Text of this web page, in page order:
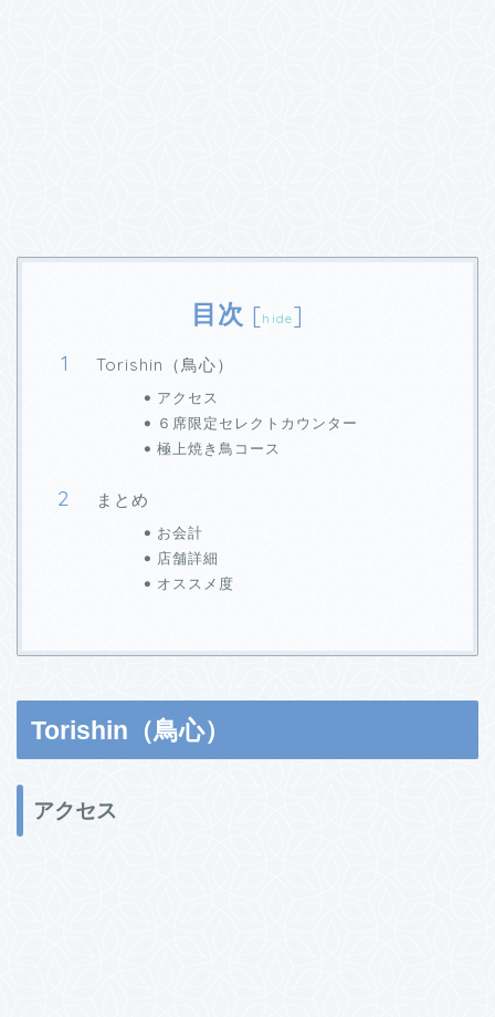
目次 [hide]
Torishin（鳥心）
アクセス
６席限定セレクトカウンター
極上焼き鳥コース
まとめ
お会計
店舗詳細
オススメ度
Torishin（鳥心）
アクセス